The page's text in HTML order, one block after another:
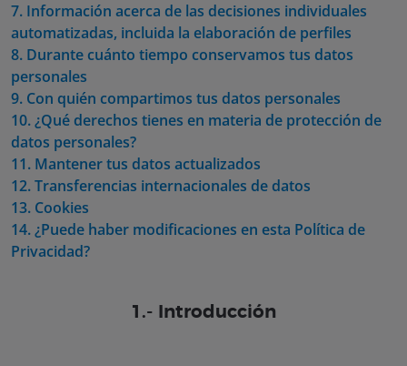
7. Información acerca de las decisiones individuales
automatizadas, incluida la elaboración de perfiles
8. Durante cuánto tiempo conservamos tus datos
personales
9. Con quién compartimos tus datos personales
10. ¿Qué derechos tienes en materia de protección de
datos personales?
11. Mantener tus datos actualizados
12. Transferencias internacionales de datos
13. Cookies
14. ¿Puede haber modificaciones en esta Política de
Privacidad?
1.- Introducción